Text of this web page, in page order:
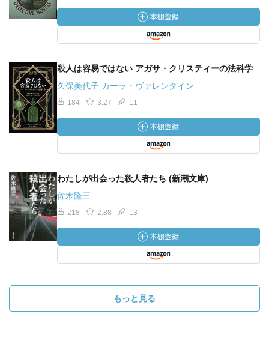
殺人は容易ではない アガサ・クリスティーの法科学
久保美代子 カーラ・ヴァレンタイン
184 3.27 11
わたしが出会った殺人者たち (新潮文庫)
佐木隆三
218 2.88 13
もっと見る